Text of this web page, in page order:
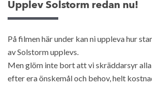
Upplev Solstorm redan nu!
På filmen här under kan ni uppleva hur
av Solstorm upplevs.
Men glöm inte bort att vi skräddarsyr alla
efter era önskemål och behov, helt